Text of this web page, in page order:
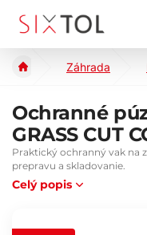
Záhrada
Ochranné
GRASS CUT
Praktický ochranný vak na
prepravu a skladovanie.
Celý popis